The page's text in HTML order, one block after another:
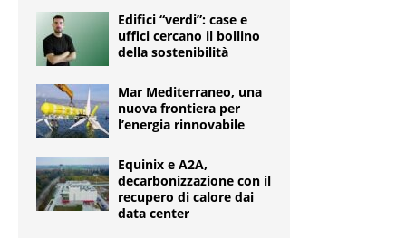
Edifici “verdi”: case e
uffici cercano il bollino
della sostenibilità
Mar Mediterraneo, una
nuova frontiera per
l’energia rinnovabile
Equinix e A2A,
decarbonizzazione con il
recupero di calore dai
data center